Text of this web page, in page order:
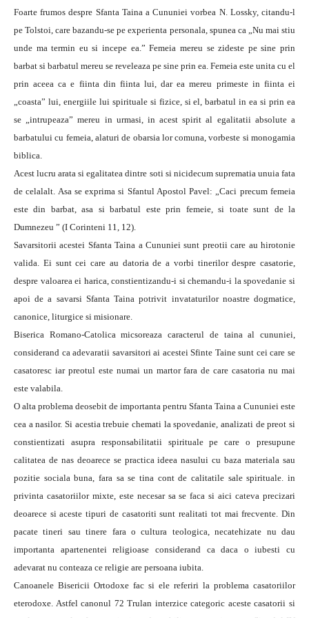
Foarte frumos despre Sfanta Taina a Cununiei vorbea N. Lossky, citandu-l
pe Tolstoi, care bazandu-se pe experienta personala, spunea ca „Nu mai stiu
unde ma termin eu si incepe ea.” Femeia mereu se zideste pe sine prin
barbat si barbatul mereu se reveleaza pe sine prin ea. Femeia este unita cu el
prin aceea ca e fiinta din fiinta lui, dar ea mereu primeste in fiinta ei
„coasta” lui, energiile lui spirituale si fizice, si el, barbatul in ea si prin ea
se „intrupeaza” mereu in urmasi, in acest spirit al egalitatii absolute a
barbatului cu femeia, alaturi de obarsia lor comuna, vorbeste si monogamia
biblica.
Acest lucru arata si egalitatea dintre soti si nicidecum suprematia unuia fata
de celalalt. Asa se exprima si Sfantul Apostol Pavel: „Caci precum femeia
este din barbat, asa si barbatul este prin femeie, si toate sunt de la
Dumnezeu ” (I Corinteni 11, 12).
Savarsitorii acestei Sfanta Taina a Cununiei sunt preotii care au hirotonie
valida. Ei sunt cei care au datoria de a vorbi tinerilor despre casatorie,
despre valoarea ei harica, constientizandu-i si chemandu-i la spovedanie si
apoi de a savarsi Sfanta Taina potrivit invataturilor noastre dogmatice,
canonice, liturgice si misionare.
Biserica Romano-Catolica micsoreaza caracterul de taina al cununiei,
considerand ca adevaratii savarsitori ai acestei Sfinte Taine sunt cei care se
casatoresc iar preotul este numai un martor fara de care casatoria nu mai
este valabila.
O alta problema deosebit de importanta pentru Sfanta Taina a Cununiei este
cea a nasilor. Si acestia trebuie chemati la spovedanie, analizati de preot si
constientizati asupra responsabilitatii spirituale pe care o presupune
calitatea de nas deoarece se practica ideea nasului cu baza materiala sau
pozitie sociala buna, fara sa se tina cont de calitatile sale spirituale. in
privinta casatoriilor mixte, este necesar sa se faca si aici cateva precizari
deoarece si aceste tipuri de casatoriti sunt realitati tot mai frecvente. Din
pacate tineri sau tinere fara o cultura teologica, necatehizate nu dau
importanta apartenentei religioase considerand ca daca o iubesti cu
adevarat nu conteaza ce religie are persoana iubita.
Canoanele Bisericii Ortodoxe fac si ele referiri la problema casatoriilor
eterodoxe. Astfel canonul 72 Trulan interzice categoric aceste casatorii si